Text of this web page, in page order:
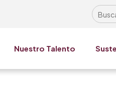
Nuestro Talento